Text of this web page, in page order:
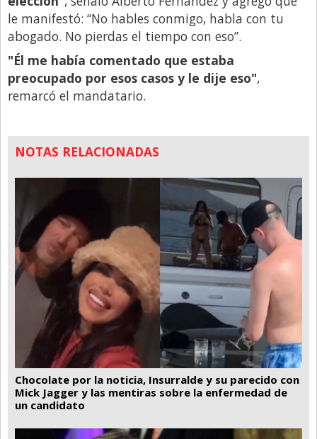
le manifestó: “No hables conmigo, habla con tu
abogado. No pierdas el tiempo con eso”.
"Él me había comentado que estaba
preocupado por esos casos y le dije eso",
remarcó el mandatario.
NOTAS RELACIONADAS
Chocolate por la noticia, Insurralde y su parecido con
Mick Jagger y las mentiras sobre la enfermedad de
un candidato